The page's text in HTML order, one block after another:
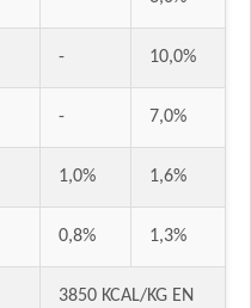
- 10,0%
- 7,0%
1,0% 1,6%
0,8% 1,3%
3850 KCAL/KG EN